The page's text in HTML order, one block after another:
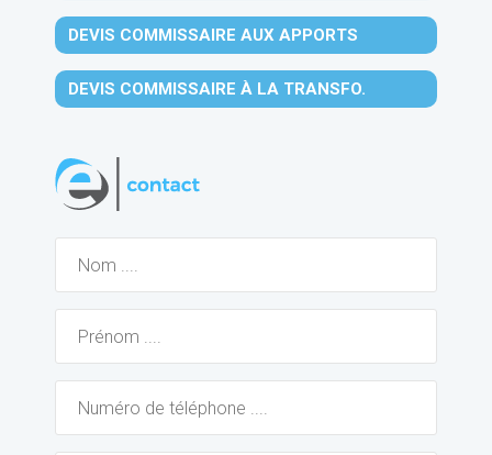
DEVIS COMMISSAIRE AUX APPORTS
DEVIS COMMISSAIRE À LA TRANSFO.